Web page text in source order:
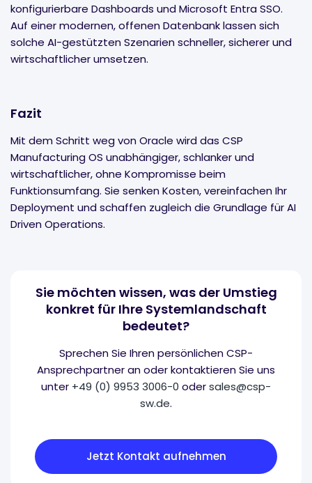
konfigurierbare Dashboards und Microsoft Entra SSO.
Auf einer modernen, offenen Datenbank lassen sich
solche AI-gestützten Szenarien schneller, sicherer und
wirtschaftlicher umsetzen.
Fazit
Mit dem Schritt weg von Oracle wird das CSP
Manufacturing OS unabhängiger, schlanker und
wirtschaftlicher, ohne Kompromisse beim
Funktionsumfang. Sie senken Kosten, vereinfachen Ihr
Deployment und schaffen zugleich die Grundlage für AI
Driven Operations.
Sie möchten wissen, was der Umstieg
konkret für Ihre Systemlandschaft
bedeutet?
Sprechen Sie Ihren persönlichen CSP-
Ansprechpartner an oder kontaktieren Sie uns
unter +49 (0) 9953 3006-0 odersales@csp-
sw.de.
Jetzt Kontakt aufnehmen